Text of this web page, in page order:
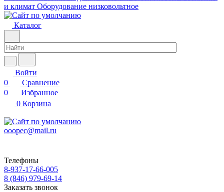
и климат Оборудование низковольтное
Каталог
Войти
0
Сравнение
0
Избранное
0 Корзина
ooopec@mail.ru
Телефоны
8-937-17-66-005
8 (846) 979-69-14
Заказать звонок